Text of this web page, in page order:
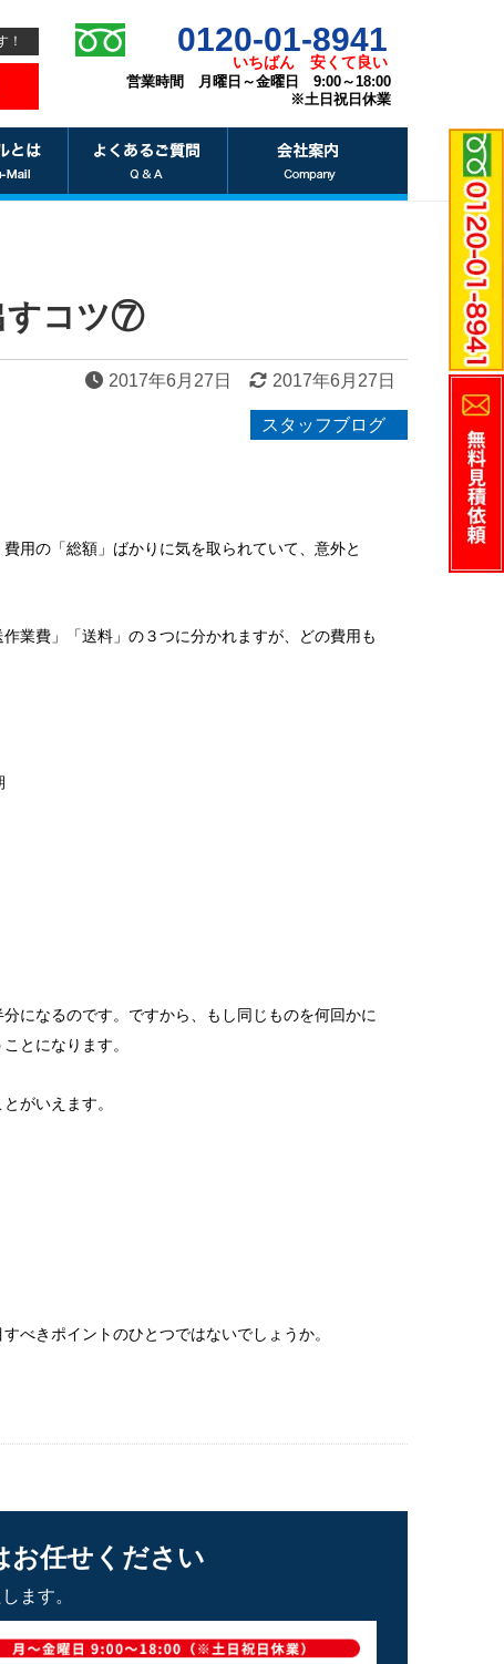
！ 0120-01-8941
いちばん 安くて良い
営業時間 月曜日～金曜日 9:00～18:00
※土日祝日休業
すコツ⑦
2017年6月27日 2017年6月27日
スタッフブログ
用の「総額」ばかりに気を取られていて、意外と
業費」「送料」の３つに分かれますが、どの費用も
になるのです。ですから、もし同じものを何回かに
とになります。
がいえます。
べきポイントのひとつではないでしょうか。
お任せください
ます。